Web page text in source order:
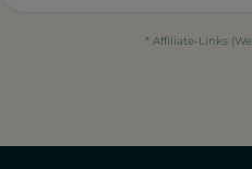
* Affiliate-Links